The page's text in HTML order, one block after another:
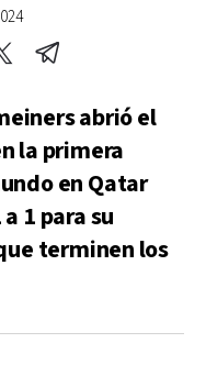
abrió el
la primera
en Qatar
1 para su
terminen los